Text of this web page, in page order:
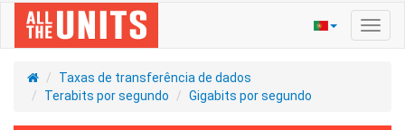
Taxas de transferência de dados
Terabits por segundo
Gigabits por segundo